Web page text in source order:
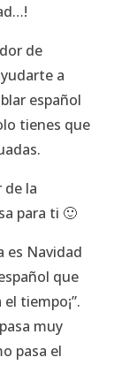
de
a
español
tienes que
de la
para ti 🙂
es Navidad
que
tiempo¡”.
muy
pasa el